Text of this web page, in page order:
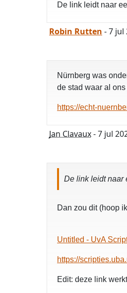
De link leidt naar
Robin Rutten - 7 jul
Nürnberg was
de stad waar al
https://echt-
Jan Clavaux- 7 jul
De link leidt naar
Dan zou dit (hoop
Untitled - UvA
https://
Edit: deze link